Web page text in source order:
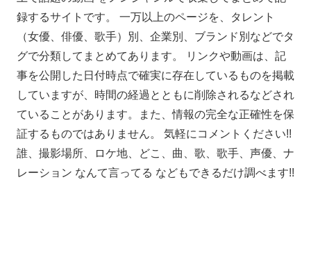
録するサイトです。 一万以上のページを、タレント
（女優、俳優、歌手）別、企業別、ブランド別などでタ
グで分類してまとめてあります。 リンクや動画は、記
事を公開した日付時点で確実に存在しているものを掲載
していますが、時間の経過とともに削除されるなどされ
ていることがあります。また、情報の完全な正確性を保
証するものではありません。 気軽にコメントください!!
誰、撮影場所、ロケ地、どこ、曲、歌、歌手、声優、ナ
レーション なんて言ってる などもできるだけ調べます!!